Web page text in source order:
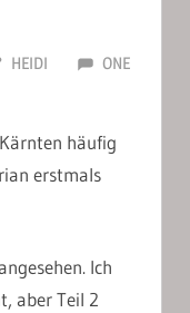
HEIDI
ONE
häufig
erstmals
Ich
aber Teil 2